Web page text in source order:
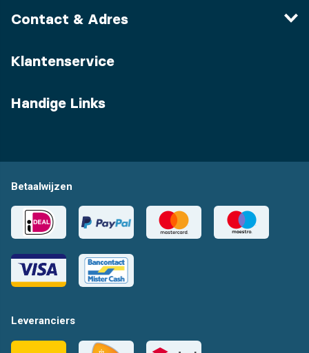
Contact & Adres
Klantenservice
Handige Links
Betaalwijzen
Leveranciers